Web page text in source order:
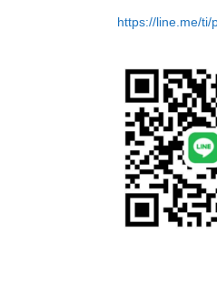
https://line.me/ti/